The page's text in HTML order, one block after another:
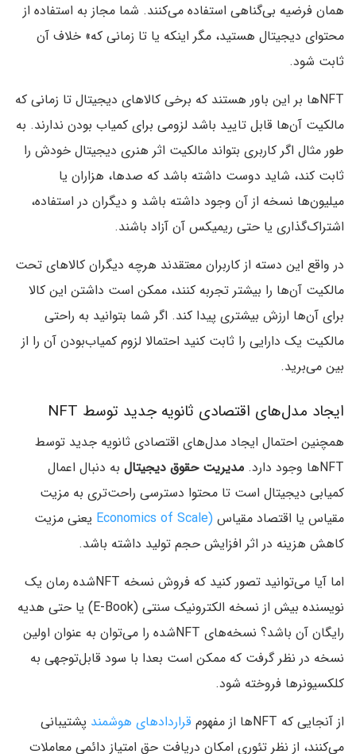
همان فرضیه بی‌گناهی استفاده می‌کنند. شما مجاز به استفاده از
محتوای دیجیتال هستید، مگر اینکه یا تا زمانی که» خلاف آن
ثابت شود.
NFTها بر این باور هستند که برخی کالاهای دیجیتال تا زمانی که
مالکیت آن‌ها قابل تایید باشد لزومی برای کمیاب بودن ندارند. به
طور مثال اگر کاربری بتواند مالکیت اثر هنری دیجیتال خودش را
ثابت کند، شاید دوست داشته باشد که صدها، هزاران یا
میلیون‌ها نسخه از آن وجود داشته باشد و دیگران در استفاده،
اشتراک‌گذاری یا حتی ریمیکس آن آزاد باشند.
در واقع این دسته از کاربران معتقدند هرچه دیگران کالاهای تحت
مالکیت آن‌ها را بیشتر تجربه کنند، ممکن است داشتن این کالا
برای آن‌ها ارزش بیشتری پیدا کند. اگر شما بتوانید به راحتی
مالکیت یک دارایی را ثابت کنید احتمالا لزوم کمیاب‌بودن آن را از
بین می‌برید.
ایجاد مدل‌های اقتصادی ثانویه جدید توسط NFT
همچنین احتمال ایجاد مدل‌های اقتصادی ثانویه جدید توسط
NFTها وجود دارد.
مدیریت حقوق دیجیتال به دنبال اعمال
کمیابی دیجیتال است تا محتوا دسترسی راحت‌تری به مزیت
مقیاس یا اقتصاد مقیاس (Economics of Scale
یعنی مزیت
کاهش هزینه در اثر افزایش حجم تولید داشته باشد.
اما آیا می‌توانید تصور کنید که فروش نسخه NFTشده رمان یک
نویسنده بیش از نسخه الکترونیک سنتی (E-Book) یا حتی هدیه
رایگان آن باشد؟ نسخه‌های NFTشده را می‌توان به عنوان اولین
نسخه در نظر گرفت که ممکن است بعدا با سود قابل‌توجهی به
کلکسیونرها فروخته شود.
از آنجایی که NFTها از مفهوم
قراردادهای هوشمند پشتیبانی
می‌کنند، از نظر تئوری امکان دریافت حق امتیاز دائمی معاملات